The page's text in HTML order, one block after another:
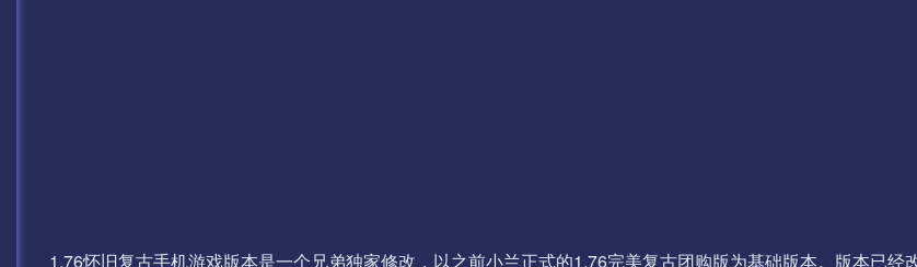
1.76怀旧复古手机游戏版本是一个兄弟独家修改，以之前小兰正式的1.76完美复古团购版为基础版本。版本已经